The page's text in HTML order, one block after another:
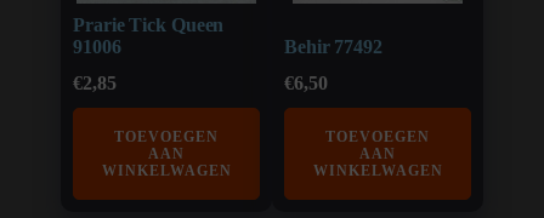
Prarie Tick Queen
91006
€2,85
TOEVOEGEN
AAN
WINKELWAGEN
Behir 77492
€6,50
TOEVOEGEN
AAN
WINKELWAGEN